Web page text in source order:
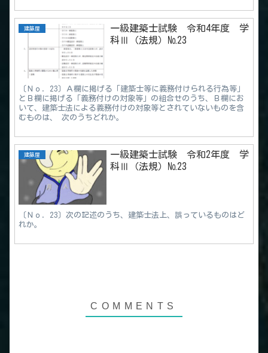
建築屋
一級建築士試験 令和4年度 学
科Ⅲ（法規）№23
〔Ｎｏ．23〕Ａ欄に掲げる「建築士等に義務付けられる行為等」
とＢ欄に掲げる「義務付けの対象等」の組合せのうち、Ｂ欄にお
いて、建築士法による義務付けの対象等とされていないものを含
むものは、 次のうちどれか。
建築屋
一級建築士試験 令和2年度 学
科Ⅲ（法規）№23
〔Ｎｏ．23〕次の記述のうち、建築士法上、誤っているものはど
れか。